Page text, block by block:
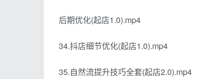
后期优化(起店1.0).mp4
34.抖店细节优化(起店1.0).mp4
35.自然流提升技巧全套(起店2.0).mp4